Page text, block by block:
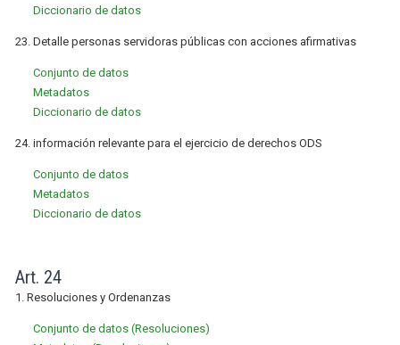
Diccionario de datos
23. Detalle personas servidoras públicas con acciones afirmativas
Conjunto de datos
Metadatos
Diccionario de datos
24. información relevante para el ejercicio de derechos ODS
Conjunto de datos
Metadatos
Diccionario de datos
Art. 24
1. Resoluciones y Ordenanzas
Conjunto de datos (Resoluciones)